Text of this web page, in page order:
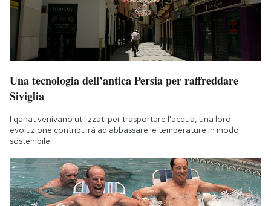
Una tecnologia dell’antica Persia per raffreddare
Siviglia
I qanat venivano utilizzati per trasportare l'acqua, una loro
evoluzione contribuirà ad abbassare le temperature in modo
sostenibile